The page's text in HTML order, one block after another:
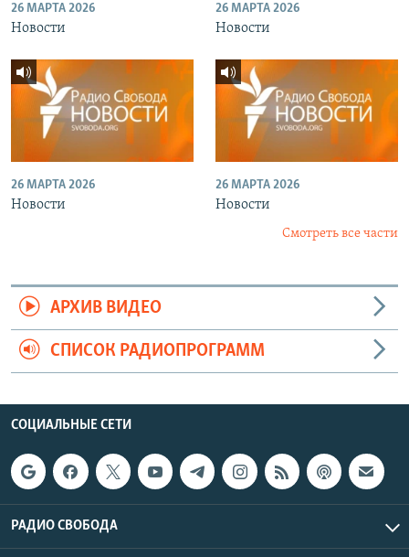
26 МАРТА 2026
Новости
26 МАРТА 2026
Новости
26 МАРТА 2026
Новости
26 МАРТА 2026
Новости
Смотреть все части
АРХИВ ВИДЕО
СПИСОК РАДИОПРОГРАММ
СОЦИАЛЬНЫЕ СЕТИ
РАДИО СВОБОДА